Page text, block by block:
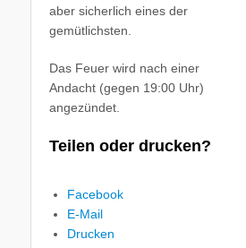
aber sicherlich eines der
gemütlichsten.
Das Feuer wird nach einer
Andacht (gegen 19:00 Uhr)
angezündet.
Teilen oder drucken?
Facebook
E-Mail
Drucken